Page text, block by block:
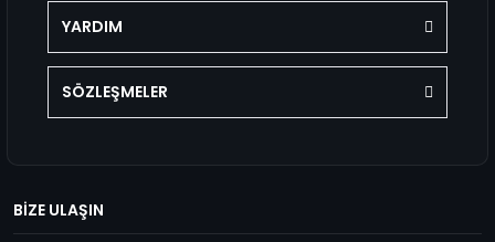
YARDIM
SÖZLEŞMELER
BİZE ULAŞIN